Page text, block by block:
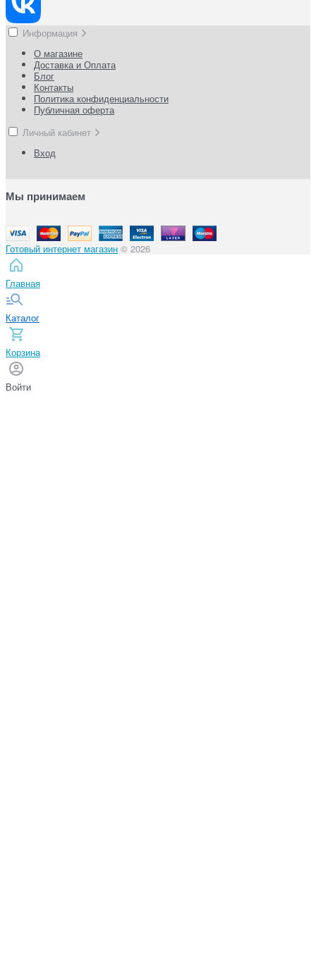
Информация
О магазине
Доставка и Оплата
Блог
Контакты
Политика конфиденциальности
Публичная оферта
Личный кабинет
Вход
Мы принимаем
Готовый интернет магазин © 2026
Главная
Каталог
Корзина
Войти